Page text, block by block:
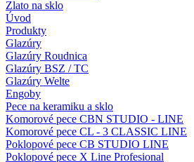
Zlato na sklo
Úvod
Produkty
Glazúry
Glazúry Roudnica
Glazúry BSZ / TC
Glazúry Welte
Engoby
Pece na keramiku a sklo
Komorové pece CBN STUDIO - LINE
Komorové pece CL - 3 CLASSIC LINE
Poklopové pece CB STUDIO LINE
Poklopové pece X Line Profesional